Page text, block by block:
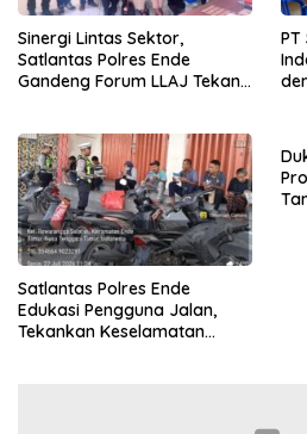
Sinergi Lintas Sektor,
Satlantas Polres Ende
Gandeng Forum LLAJ Tekan
Satlantas Polres Ende
Edukasi Pengguna Jalan,
Tekankan Keselamatan